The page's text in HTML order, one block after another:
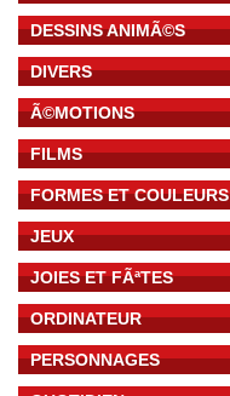
DESSINS ANIMÃ©S
DIVERS
Ã©MOTIONS
FILMS
FORMES ET COULEURS
JEUX
JOIES ET FÃªTES
ORDINATEUR
PERSONNAGES